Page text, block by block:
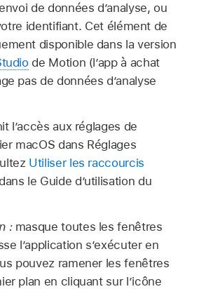
de données d’analyse, ou
identifiant. Cet élément de
disponible dans la version
de Motion (l’app à achat
pas de données d’analyse
l’accès aux réglages de
macOS dans Réglages
Utiliser les raccourcis
dans le Guide d’utilisation du
:masque toutes les fenêtres
l’application s’exécuter en
pouvez ramener les fenêtres
plan en cliquant sur l’icône